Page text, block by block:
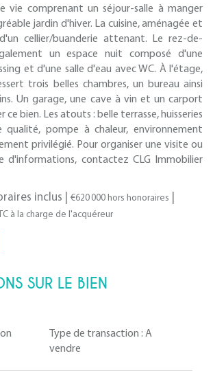
vie comprenant un séjour-salle à manger
jardin d'hiver. La cuisine, aménagée et
cellier/buanderie attenant. Le rez-de-
un espace nuit composé d'une
et d'une salle d'eau avec WC. À l'étage,
trois belles chambres, un bureau ainsi
Un garage, une cave à vin et un carport
bien. Les atouts : belle terrasse, huisseries
qualité, pompe à chaleur, environnement
privilégié. Pour organiser une visite ou
d'informations, contactez CLG Immobilier
inclus €620 000 hors honoraires
à la charge de l'acquéreur
SUR LE BIEN
Type de transaction : A
vendre